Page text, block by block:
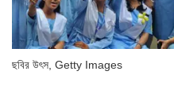
ছবির উৎস, Getty Images